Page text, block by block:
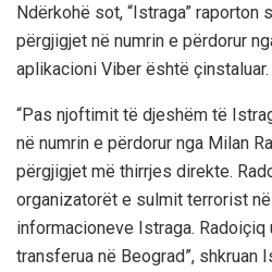
Ndërkohë sot, “Istraga” raporton
përgjigjet në numrin e përdorur
aplikacioni Viber është çinstaluar.
“Pas njoftimit të djeshëm të
në numrin e përdorur nga Milan
përgjigjet më thirrjes direkte.
organizatorët e sulmit terrorist
informacioneve Istraga. Radoiçiq
transferua në Beograd”, shkruan